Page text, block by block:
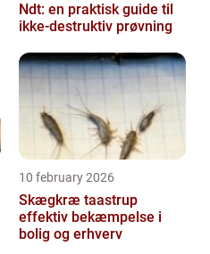
Ndt: en praktisk guide til
ikke-destruktiv prøvning
10 february 2026
Skægkræ taastrup
effektiv bekæmpelse i
bolig og erhverv